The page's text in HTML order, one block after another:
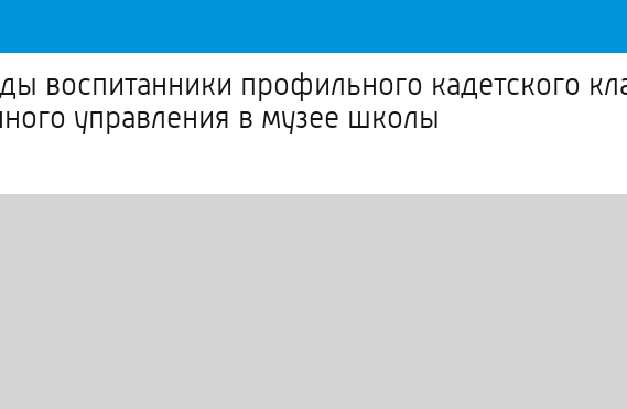
воспитанники профильного кадетского
управления в музее школы